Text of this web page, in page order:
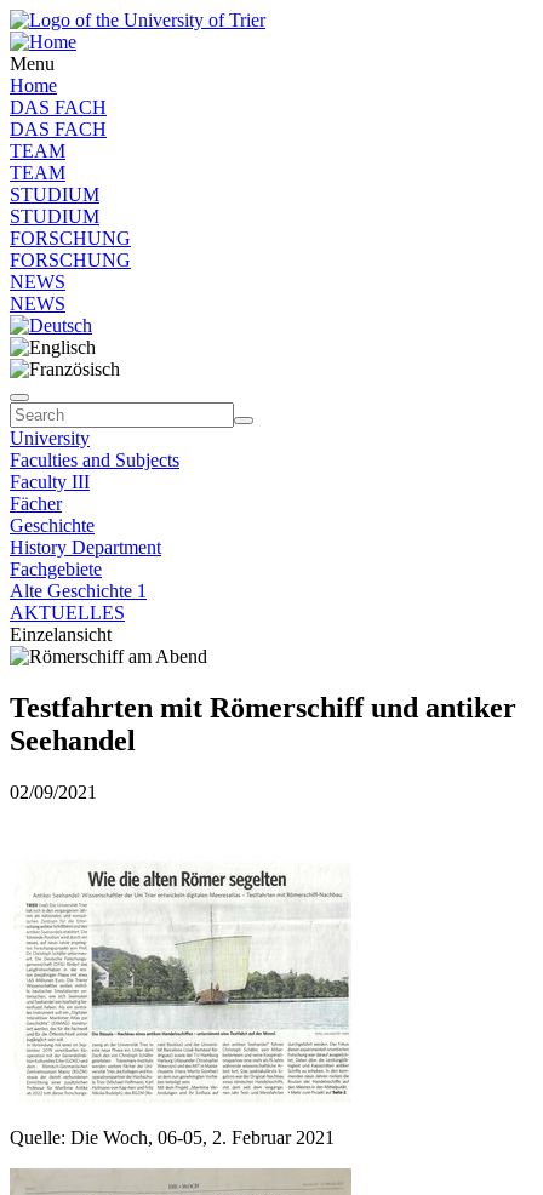
Menu
Home
DAS FACH
DAS FACH
TEAM
TEAM
STUDIUM
STUDIUM
FORSCHUNG
FORSCHUNG
NEWS
NEWS
University
Faculties and Subjects
Faculty III
Fächer
Geschichte
History Department
Fachgebiete
Alte Geschichte 1
AKTUELLES
Einzelansicht
Testfahrten mit Römerschiff und antiker
Seehandel
02/09/2021
Quelle: Die Woch, 06-05, 2. Februar 2021